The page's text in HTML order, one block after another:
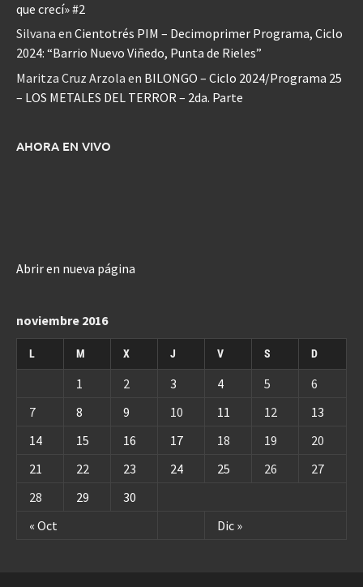
que crecí» #2
Silvana en Cientotrés PIM – Decimoprimer Programa, Ciclo
2024: “Barrio Nuevo Viñedo, Punta de Rieles”
Maritza Cruz Arzola en BILONGO – Ciclo 2024/Programa 25
– LOS METALES DEL TERROR – 2da. Parte
AHORA EN VIVO
Abrir en nueva página
noviembre 2016
L M X J V S D
« Oct Dic »
1 2 3 4 5
6
7
8 9 10 11 12
13
14
15 16 17 18 19
20
21
22 23 24 25 26
27
28
29 30